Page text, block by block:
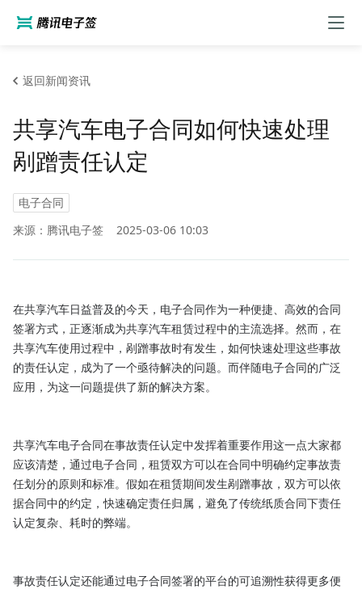
返回新闻资讯
共享汽车电子合同如何快速处理
剐蹭责任认定
电子合同
来源：腾讯电子签
2025-03-06 10:03
在共享汽车日益普及的今天，电子合同作为一种便捷、高效的合同
签署方式，正逐渐成为共享汽车租赁过程中的主流选择。然而，在
共享汽车使用过程中，剐蹭事故时有发生，如何快速处理这些事故
的责任认定，成为了一个亟待解决的问题。而伴随电子合同的广泛
应用，为这一问题提供了新的解决方案。
共享汽车电子合同在事故责任认定中发挥着重要作用这一点大家都
应该清楚，通过电子合同，租赁双方可以在合同中明确约定事故责
任划分的原则和标准。假如在租赁期间发生剐蹭事故，双方可以依
据合同中的约定，快速确定责任归属，避免了传统纸质合同下责任
认定复杂、耗时的弊端。
事故责任认定还能通过电子合同签署的平台的可追溯性获得更多便